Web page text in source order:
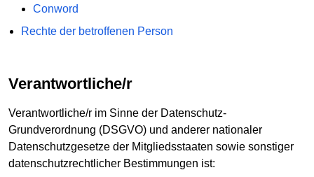
Conword
Rechte der betroffenen Person
Verantwortliche/r
Verantwortliche/r im Sinne der Datenschutz-
Grundverordnung (DSGVO) und anderer nationaler
Datenschutzgesetze der Mitgliedsstaaten sowie sonstiger
datenschutzrechtlicher Bestimmungen ist: